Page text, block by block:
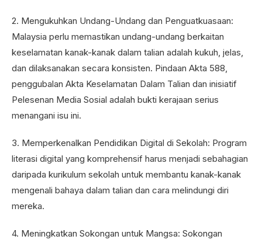
2. Mengukuhkan Undang-Undang dan Penguatkuasaan:
Malaysia perlu memastikan undang-undang berkaitan
keselamatan kanak-kanak dalam talian adalah kukuh, jelas,
dan dilaksanakan secara konsisten. Pindaan Akta 588,
penggubalan Akta Keselamatan Dalam Talian dan inisiatif
Pelesenan Media Sosial adalah bukti kerajaan serius
menangani isu ini.
3. Memperkenalkan Pendidikan Digital di Sekolah: Program
literasi digital yang komprehensif harus menjadi sebahagian
daripada kurikulum sekolah untuk membantu kanak-kanak
mengenali bahaya dalam talian dan cara melindungi diri
mereka.
4. Meningkatkan Sokongan untuk Mangsa: Sokongan